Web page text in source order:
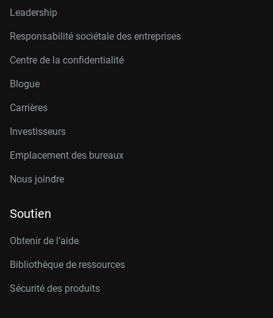
Leadership
Responsabilité sociétale des entreprises
Centre de la confidentialité
Blogue
Carrières
Investisseurs
Emplacement des bureaux
Nous joindre
Soutien
Obtenir de l’aide
Bibliothèque de ressources
Sécurité des produits